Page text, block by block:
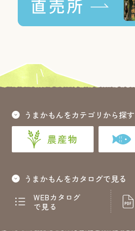
うまかもんをカテゴリから探す
農産物
うまかもんをカタログで見る
WEBカタログ
で見る